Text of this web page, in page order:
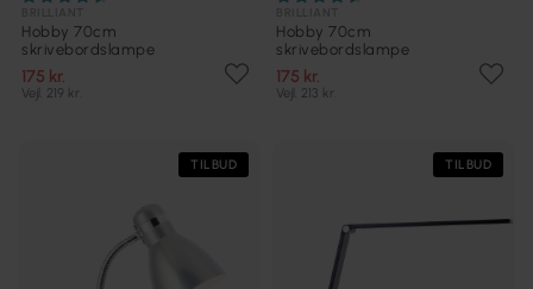
Hobby 70cm
skrivebordslampe
175 kr.
Vejl. 219 kr.
Hobby 70cm
skrivebordslampe
175 kr.
Vejl. 213 kr.
TILBUD TILBUD